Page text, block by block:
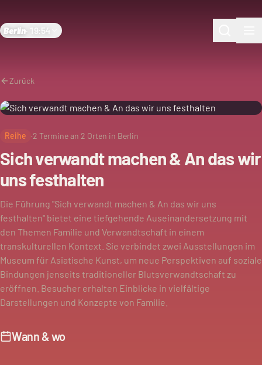
Berlin 19:54
Zurück
Reihe ·2 Termine an 2 Orten in Berlin
Sich verwandt machen & An das wir
uns festhalten
Die Führung "Sich verwandt machen & An das wir uns
festhalten" bietet eine tiefgehende Auseinandersetzung mit
den Themen Familie und Verwandtschaft in einem
transkulturellen Kontext. Sie verbindet zwei Ausstellungen im
Museum für Asiatische Kunst, um neue Perspektiven auf soziale
Bindungen jenseits traditioneller Blutsverwandtschaft zu
eröffnen. Besucher erhalten Einblicke in vielfältige
Darstellungen und Konzepte von Familie.
Wann & wo